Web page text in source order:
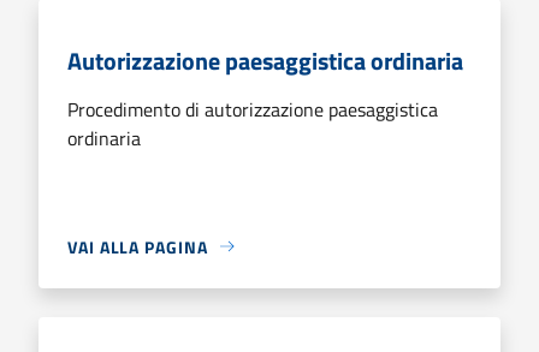
Autorizzazione paesaggistica ordinaria
Procedimento di autorizzazione paesaggistica
ordinaria
VAI ALLA PAGINA